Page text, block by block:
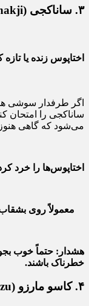
۳. ساناکجی (Sannakji) – کره جنوبی
اختاپوس زنده یا
اگر طرفدار سوشی
ساناکجی را امتحان
می‌شود که گاهی
اختاپوس‌ها را خرد
معمولاً روی
هشدار: حتماً خوب
خطرناک باشند.
۴. کاسو مارزو (Casu Marzu) – ایتالیا